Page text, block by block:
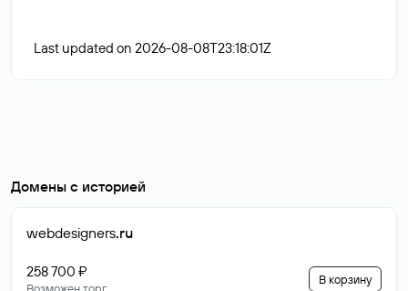
Last updated on 2026-08-08T23:18:01Z
Домены с историей
webdesigners.ru
258 700 ₽ В корзину